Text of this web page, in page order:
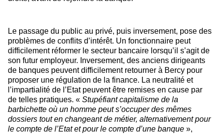
Le passage du public au privé, puis inversement, pose des
problèmes de conflits d’intérêt. Un fonctionnaire peut
difficilement réformer le secteur bancaire lorsqu’il s’agit de
son futur employeur. Inversement, des anciens dirigeants
de banques peuvent difficilement retourner à Bercy pour
proposer une régulation de la finance. La neutralité et
l’impartialité de l’Etat peuvent être remises en cause par
de telles pratiques. « Stupéfiant capitalisme de la
barbichette où un homme peut s’occuper des mêmes
dossiers tout en changeant de métier, alternativement pour
le compte de l’Etat et pour le compte d’une banque »,